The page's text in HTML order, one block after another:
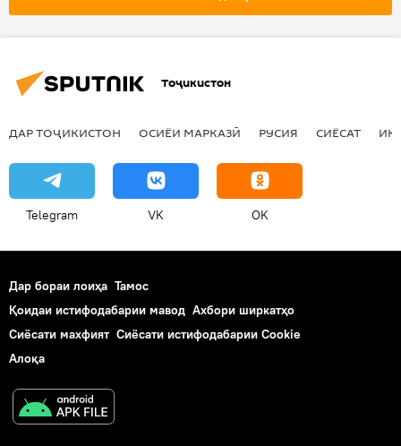
Тоҷикистон
ДАР ТОҶИКИСТОН ОСИЁИ МАРКАЗӢ РУСИЯ СИЁСАТ
Telegram VK OK
Дар бораи лоиҳа Тамос
Қоидаи истифодабарии мавод Ахбори ширкатҳо
Сиёсати махфият Сиёсати истифодабарии Cookie
Алоқа